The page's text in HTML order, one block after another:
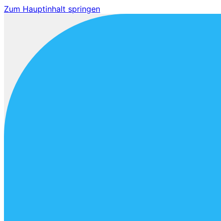
Zum Hauptinhalt springen